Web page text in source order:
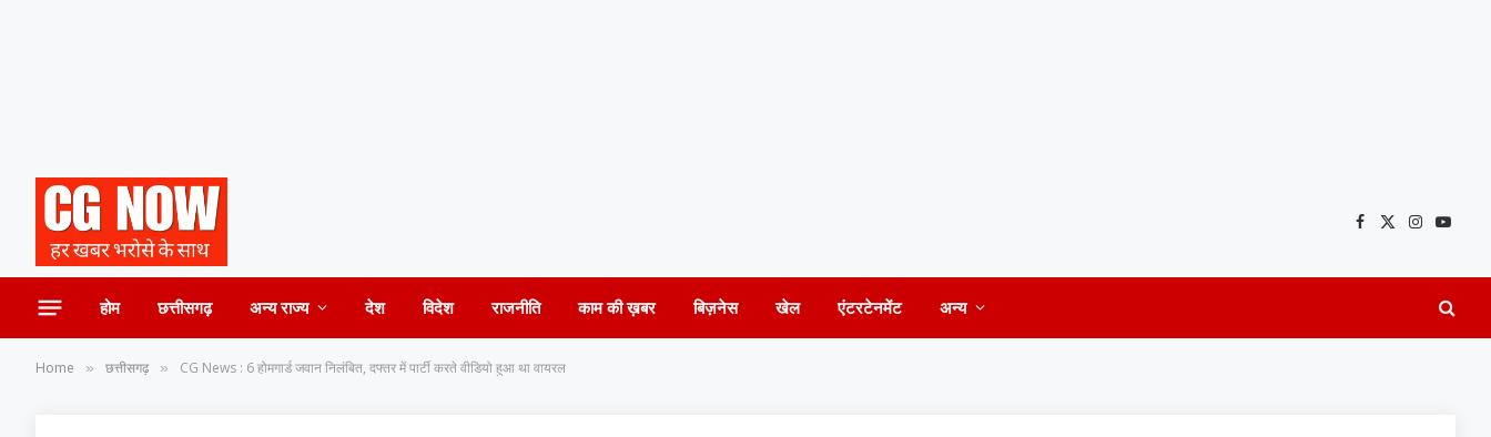
Facebook
X
Instagram
होम छत्तीसगढ़ अन्य राज्य देश विदेश राजनीति काम की ख़बर बिज़नेस खेल एंटरटेनमेंट अन्य
Home » छत्तीसगढ़ » CG News : 6 होमगार्ड जवान निलंबित, दफ्तर में पार्टी करते वीडियो हुआ था वायरल